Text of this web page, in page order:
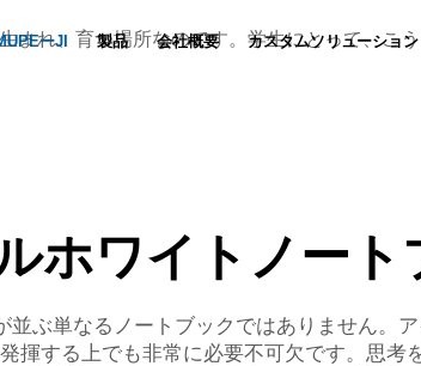
まれ、育つ場所なのです。学生にとって、こ
ーJI 製品 会社概要 カスタムソリューション
ホワイトノート
並ぶ単なるノートブックではありません。
揮する上でも非常に必要不可欠です。思考